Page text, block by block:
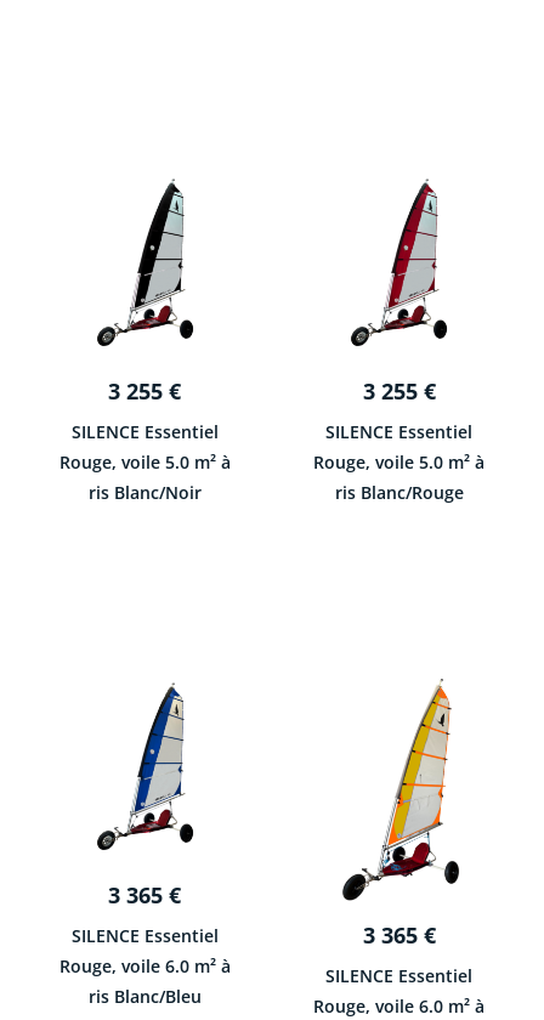
3 255€
SILENCE Essentiel
Rouge, voile 5.0 m² à
ris Blanc/Noir
3 255 €
SILENCE Essentiel
Rouge, voile 5.0 m² à
ris Blanc/Rouge
3 365€
SILENCE Essentiel
Rouge, voile 6.0 m² à
ris Blanc/Bleu
3 365 €
SILENCE Essentiel
Rouge, voile 6.0 m² à